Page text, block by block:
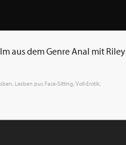
aus dem Genre Anal mit Riley
Lesben pur, Face-Sitting, Voll-Erotik;